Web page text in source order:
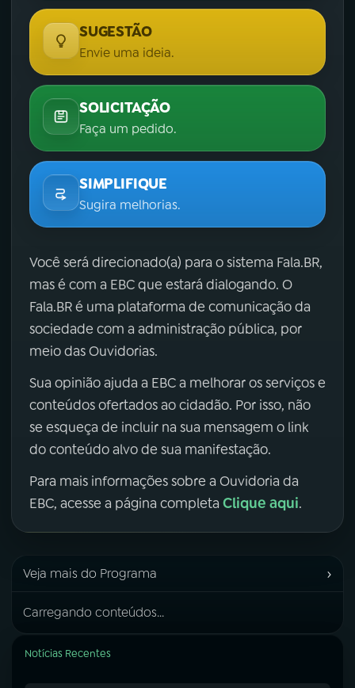
SUGESTÃO
Envie uma ideia.
SOLICITAÇÃO
Faça um pedido.
SIMPLIFIQUE
Sugira melhorias.
Você será direcionado(a) para o sistema Fala.BR,
mas é com a EBC que estará dialogando. O
Fala.BR é uma plataforma de comunicação da
sociedade com a administração pública, por
meio das Ouvidorias.
Sua opinião ajuda a EBC a melhorar os serviços e
conteúdos ofertados ao cidadão. Por isso, não
se esqueça de incluir na sua mensagem o link
do conteúdo alvo de sua manifestação.
Para mais informações sobre a Ouvidoria da
EBC, acesse a página completa Clique aqui.
Veja mais do Programa ›
Carregando conteúdos...
Notícias Recentes